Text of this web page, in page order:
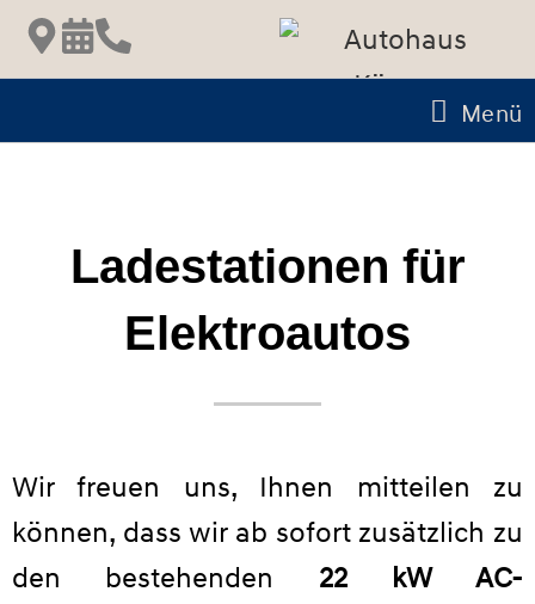
Menü
Ladestationen für
Elektroautos
Wir freuen uns, Ihnen mitteilen zu
können, dass wir ab sofort zusätzlich zu
den bestehenden 22 kW AC-